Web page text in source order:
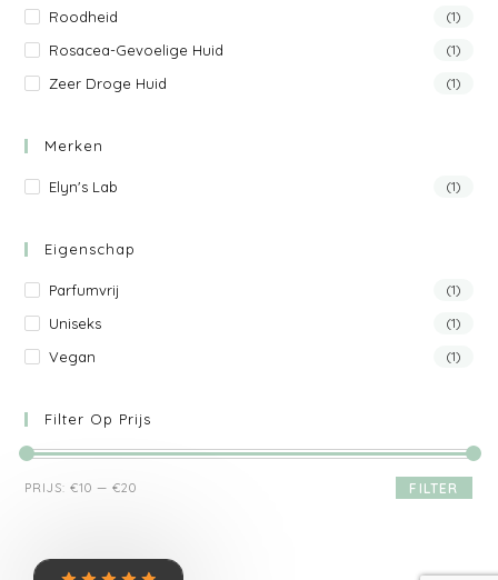
Roodheid (1)
Rosacea-Gevoelige Huid (1)
Zeer Droge Huid (1)
Merken
Elyn's Lab (1)
Eigenschap
Parfumvrij (1)
Uniseks (1)
Vegan (1)
Filter Op Prijs
FILTER
PRIJS:€10 —€20